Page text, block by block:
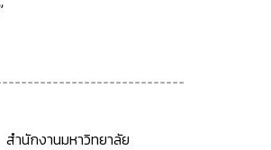
ำนักงานมหาวิทยาลัย